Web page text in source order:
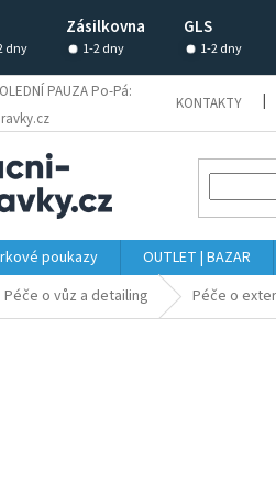
Zásilkovna GLS
dny 1-2 dny 1-2 dny
PAUZA Po-Pá:
KONTAKTY
poukazy OUTLET | BAZAR
Péče o vůz a detailing Péče o